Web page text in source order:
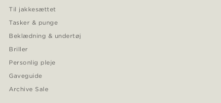
Til jakkesættet
Tasker & punge
Beklædning & undertøj
Briller
Personlig pleje
Gaveguide
Archive Sale